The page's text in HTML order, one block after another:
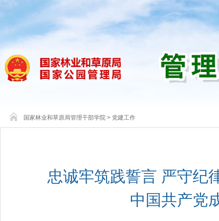
国家林业和草原局管理干部学院 > 党建工作
忠诚牢筑践誓言 严守
中国共产党